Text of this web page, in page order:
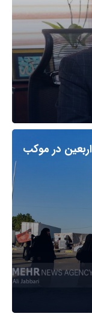
اربعین در موکب